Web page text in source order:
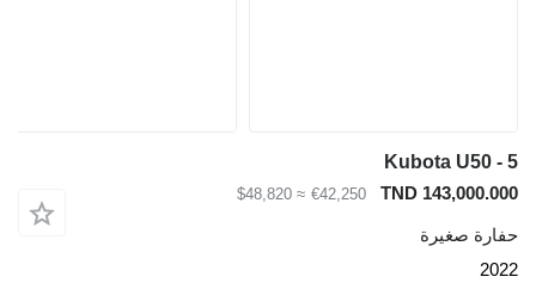
Kubota U50 - 5
TND 143,000.000
€42,250
≈ $48,820
حفارة صغيرة
2022